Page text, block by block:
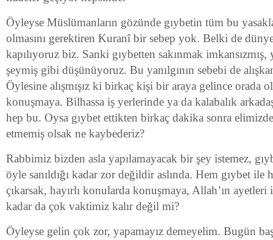
Öyleyse Müslümanların gözünde gıybetin tüm bu
olmasını gerektiren Kuranî bir sebep yok. Belki de
kapılıyoruz biz. Sanki gıybetten sakınmak imkansızmış,
şeymiş gibi düşünüyoruz. Bu yanılgının sebebi de
Öylesine alışmışız ki birkaç kişi bir araya gelince orada
konuşmaya. Bilhassa iş yerlerinde ya da kalabalık
hep bu. Oysa gıybet ettikten birkaç dakika sonra
etmemiş olsak ne kaybederiz?
Rabbimiz bizden asla yapılamayacak bir şey istemez,
öyle sanıldığı kadar zor değildir aslında. Hem gıybet ile
çıkarsak, hayırlı konularda konuşmaya, Allah’ın
kadar da çok vaktimiz kalır değil mi?
Öyleyse gelin çok zor, yapamayız demeyelim. Bugün